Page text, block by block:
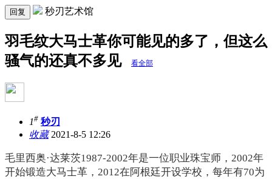
回复 秒刃艺术馆
羽毛纹大马士革你可能见的多了，但这么
骚气的还真不多见
看全部
1# 秒刃
收藏2021-8-5 12:26
毛里西奥·达莱茨1987-2002年是一位职业珠宝师，2002年
开始锻造大马士革，2012在阿根廷开设学校，每年有70为